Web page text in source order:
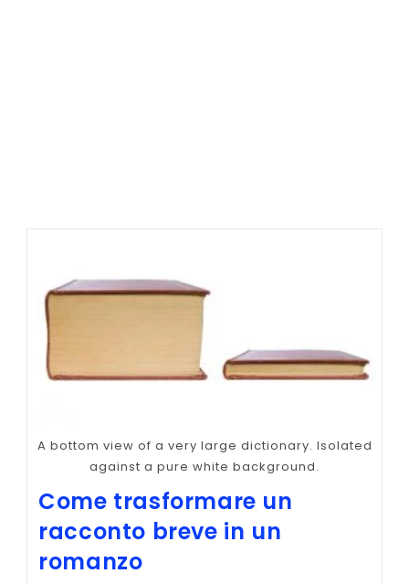
A bottom view of a very large dictionary. Isolated
against a pure white background.
Come trasformare un
racconto breve in un
romanzo